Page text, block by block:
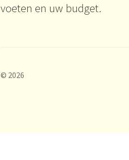
voeten en uw budget.
© 2026